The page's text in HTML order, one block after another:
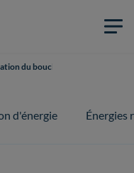
du bouclier tarifaire de +15 %
d'énergie Énergies